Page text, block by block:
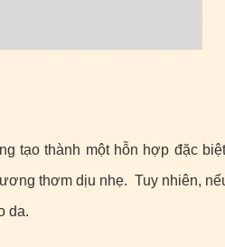
tạo thành một hỗn hợp đặc
thơm dịu nhẹ. Tuy nhiên,
da.